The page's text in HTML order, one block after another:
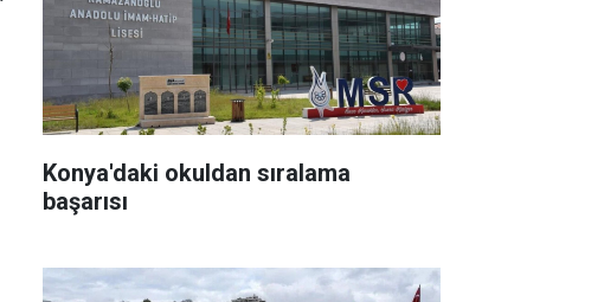
Konya'daki okuldan sıralama
başarısı